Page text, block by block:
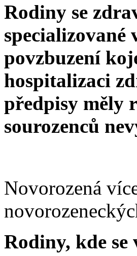
Rodiny se
specializované
povzbuzení
hospitalizaci
předpisy měly
sourozenců
Novorozená
Rodiny, kde